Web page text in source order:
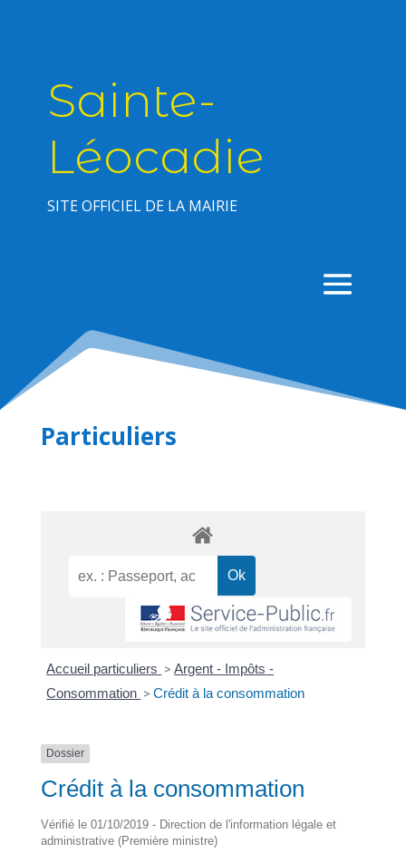
Sainte-
Léocadie
SITE OFFICIEL DE LA MAIRIE
Particuliers
Accueil particuliers > Argent - Impôts -
Consommation > Crédit à la consommation
Dossier
Crédit à la consommation
Vérifié le 01/10/2019 - Direction de l'information légale et
administrative (Première ministre)